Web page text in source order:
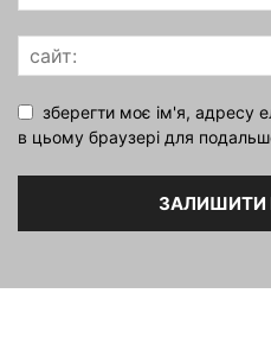
зберегти моє ім'я, адресу
в цьому браузері для